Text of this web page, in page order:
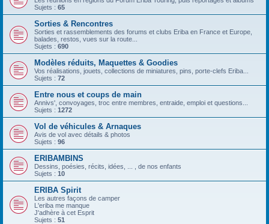
Sujets : 65
Sorties & Rencontres
Sorties et rassemblements des forums et clubs Eriba en France et Europe,
balades, restos, vues sur la route...
Sujets : 690
Modèles réduits, Maquettes & Goodies
Vos réalisations, jouets, collections de miniatures, pins, porte-clefs Eriba...
Sujets : 72
Entre nous et coups de main
Annivs', convoyages, troc entre membres, entraide, emploi et questions...
Sujets : 1272
Vol de véhicules & Arnaques
Avis de vol avec détails & photos
Sujets : 96
ERIBAMBINS
Dessins, poésies, récits, idées, ... , de nos enfants
Sujets : 10
ERIBA Spirit
Les autres façons de camper
L'eriba me manque
J'adhère à cet Esprit
Sujets : 51